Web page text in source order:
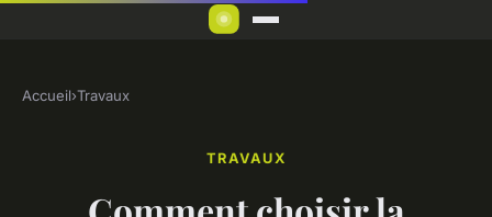
Accueil›Travaux
TRAVAUX